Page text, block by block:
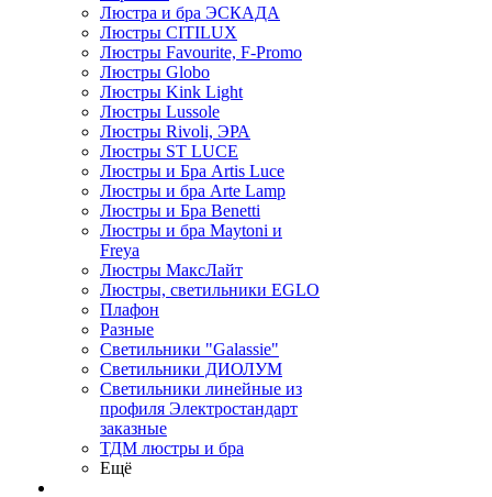
Люстра и бра ЭСКАДА
Люстры CITILUX
Люстры Favourite, F-Promo
Люстры Globo
Люстры Kink Light
Люстры Lussole
Люстры Rivoli, ЭРА
Люстры ST LUCE
Люстры и Бра Artis Luce
Люстры и бра Arte Lamp
Люстры и Бра Benetti
Люстры и бра Maytoni и
Freya
Люстры МаксЛайт
Люстры, светильники EGLO
Плафон
Разные
Светильники "Galassie"
Светильники ДИОЛУМ
Светильники линейные из
профиля Электростандарт
заказные
ТДМ люстры и бра
Ещё